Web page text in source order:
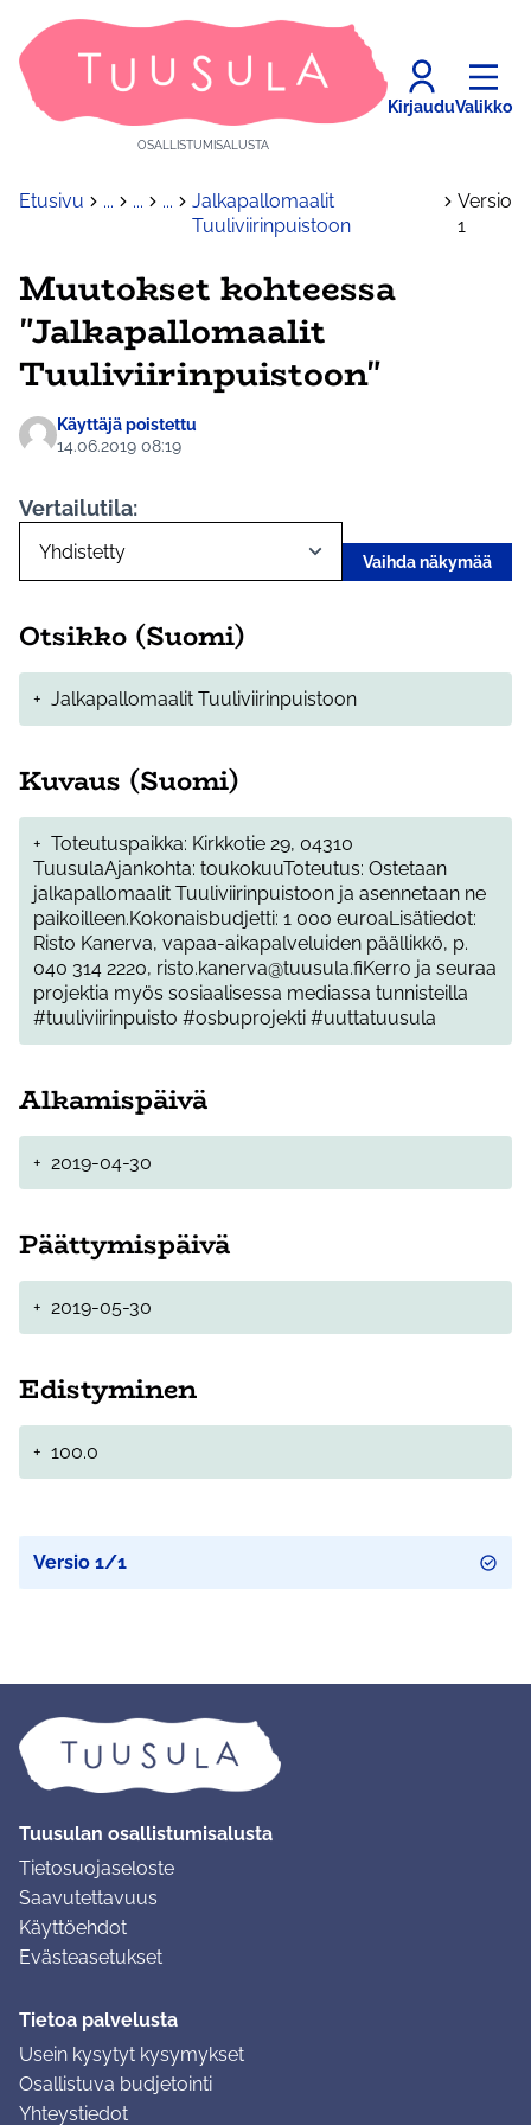
OSALLISTUMISALUSTA
KirjauduValikko
Etusivu ... ... ...
Jalkapallomaalit
Tuuliviirinpuistoon
Versio
1
Muutokset kohteessa
"Jalkapallomaalit
Tuuliviirinpuistoon"
Käyttäjä poistettu
14.06.2019 08:19
Vertailutila:
Vaihda näkymää
Otsikko (Suomi)
+ Jalkapallomaalit Tuuliviirinpuistoon
Kuvaus (Suomi)
+ Toteutuspaikka: Kirkkotie 29, 04310
TuusulaAjankohta: toukokuuToteutus: Ostetaan
jalkapallomaalit Tuuliviirinpuistoon ja asennetaan ne
paikoilleen.Kokonaisbudjetti: 1 000 euroaLisätiedot:
Risto Kanerva, vapaa-aikapalveluiden päällikkö, p.
040 314 2220, risto.kanerva@tuusula.fiKerro ja seuraa
projektia myös sosiaalisessa mediassa tunnisteilla
#tuuliviirinpuisto #osbuprojekti #uuttatuusula
Alkamispäivä
+ 2019-04-30
Päättymispäivä
+ 2019-05-30
Edistyminen
+ 100.0
Versio 1/1
Tuusulan osallistumisalusta
Tietosuojaseloste
Saavutettavuus
Käyttöehdot
Evästeasetukset
Tietoa palvelusta
Usein kysytyt kysymykset
Osallistuva budjetointi
Yhteystiedot